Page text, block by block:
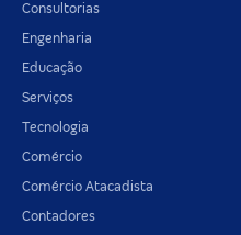
Consultorias
Engenharia
Educação
Serviços
Tecnologia
Comércio
Comércio Atacadista
Contadores